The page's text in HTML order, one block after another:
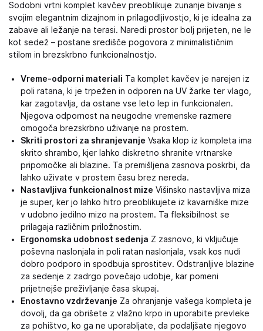
Sodobni vrtni komplet kavčev preoblikuje zunanje bivanje s
svojim elegantnim dizajnom in prilagodljivostjo, ki je idealna za
zabave ali ležanje na terasi. Naredi prostor bolj prijeten, ne le
kot sedež – postane središče pogovora z minimalističnim
stilom in brezskrbno funkcionalnostjo.
Vreme-odporni materiali Ta komplet kavčev je narejen iz
poli ratana, ki je trpežen in odporen na UV žarke ter vlago,
kar zagotavlja, da ostane vse leto lep in funkcionalen.
Njegova odpornost na neugodne vremenske razmere
omogoča brezskrbno uživanje na prostem.
Skriti prostori za shranjevanje Vsaka klop iz kompleta ima
skrito shrambo, kjer lahko diskretno shranite vrtnarske
pripomočke ali blazine. Ta premišljena zasnova poskrbi, da
lahko uživate v prostem času brez nereda.
Nastavljiva funkcionalnost mize Višinsko nastavljiva miza
je super, ker jo lahko hitro preoblikujete iz kavarniške mize
v udobno jedilno mizo na prostem. Ta fleksibilnost se
prilagaja različnim priložnostim.
Ergonomska udobnost sedenja Z zasnovo, ki vključuje
poševna naslonjala in poli ratan naslonjala, vsak kos nudi
dobro podporo in spodbuja sprostitev. Odstranljive blazine
za sedenje z zadrgo povečajo udobje, kar pomeni
prijetnejše preživljanje časa skupaj.
Enostavno vzdrževanje Za ohranjanje vašega kompleta je
dovolj, da ga obrišete z vlažno krpo in uporabite prevleke
za pohištvo, ko ga ne uporabljate, da podaljšate njegovo